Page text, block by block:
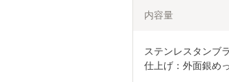
内容量
ステンレスタンブ
仕上げ：外面銀め